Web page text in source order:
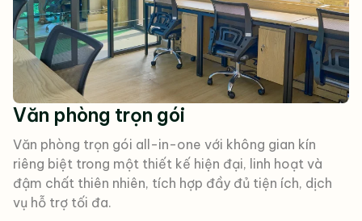
Văn phòng trọn gói
Văn phòng trọn gói all-in-one với không gian kín
riêng biệt trong một thiết kế hiện đại, linh hoạt và
đậm chất thiên nhiên, tích hợp đầy đủ tiện ích, dịch
vụ hỗ trợ tối đa.